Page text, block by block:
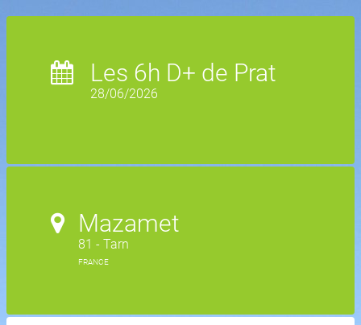
Les 6h D+ de Prat
28/06/2026
Mazamet
81 - Tarn
FRANCE